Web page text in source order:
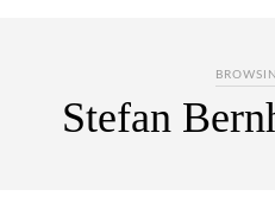
Stefan